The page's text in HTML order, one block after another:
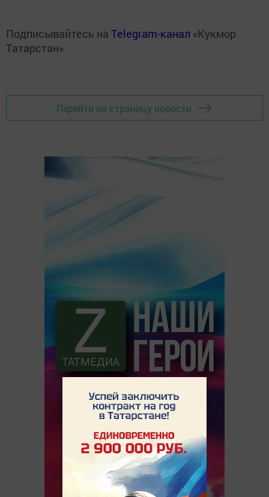
Подписывайтесь на Telegram-канал «Кукмор
Татарстан»
Перейти на страницу новости